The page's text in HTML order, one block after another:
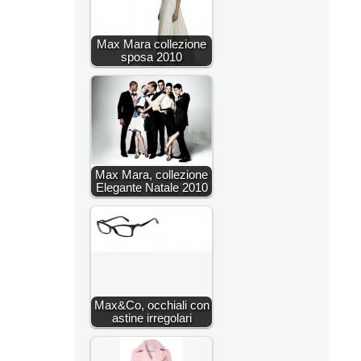
Max Mara collezione
sposa 2010
Max Mara, collezione
Elegante Natale 2010
Max&Co, occhiali con
astine irregolari